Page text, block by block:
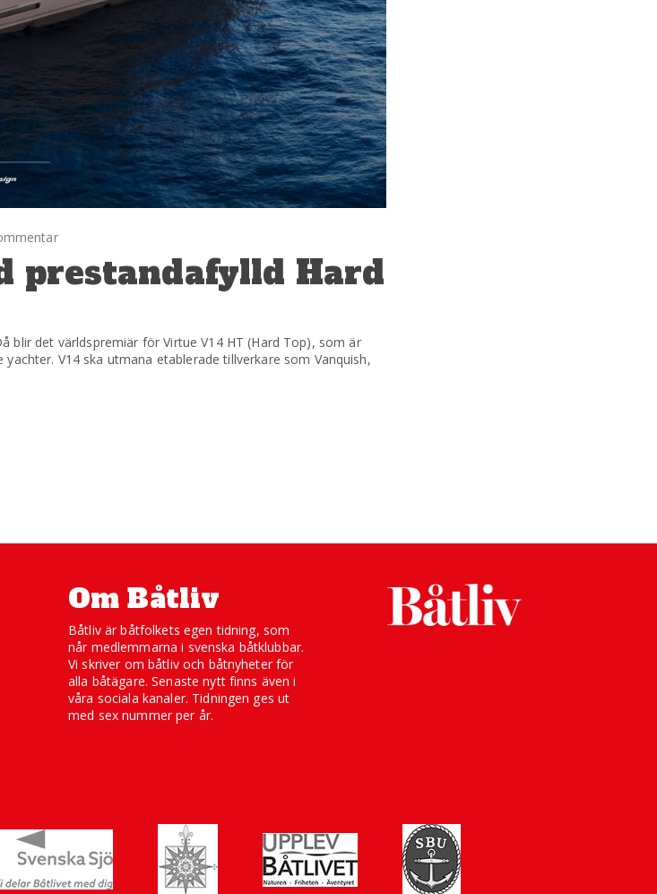
prestandafylld Hard
blir det världspremiär för Virtue V14 HT (Hard Top), som är
V14 ska utmana etablerade tillverkare som Vanquish,
Om Båtliv
Båtliv är båtfolkets egen tidning, som
når medlemmarna i svenska båtklubbar.
Vi skriver om båtliv och båtnyheter för
alla båtägare. Senaste nytt finns även i
våra sociala kanaler. Tidningen ges ut
med sex nummer per år.